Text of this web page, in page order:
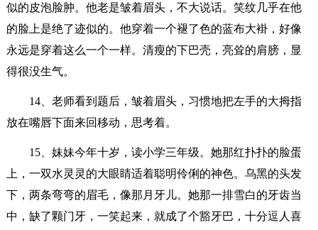
似的皮泡脸肿。他老是皱着眉头，不大说话。笑纹几乎在他
的脸上是绝了迹似的。他穿着一个褪了色的蓝布大褂，好像
永远是穿着这么一个一样。清瘦的下巴壳，亮耸的肩膀，显
得很没生气。
14、老师看到题后，皱着眉头，习惯地把左手的大拇指
放在嘴唇下面来回移动，思考着。
15、妹妹今年十岁，读小学三年级。她那红扑扑的脸蛋
上，一双水灵灵的大眼睛适着聪明伶俐的神色。乌黑的头发
下，两条弯弯的眉毛，像那月牙儿。她那一排雪白的牙齿当
中，缺了颗门牙，一笑起来，就成了个豁牙巴，十分逗人喜